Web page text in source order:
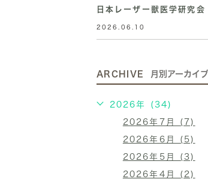
日本レーザー獣医学研究会
2026.06.10
ARCHIVE 月別アーカイブ
2026年 (34)
2026年7月 (7)
2026年6月 (5)
2026年5月 (3)
2026年4月 (2)